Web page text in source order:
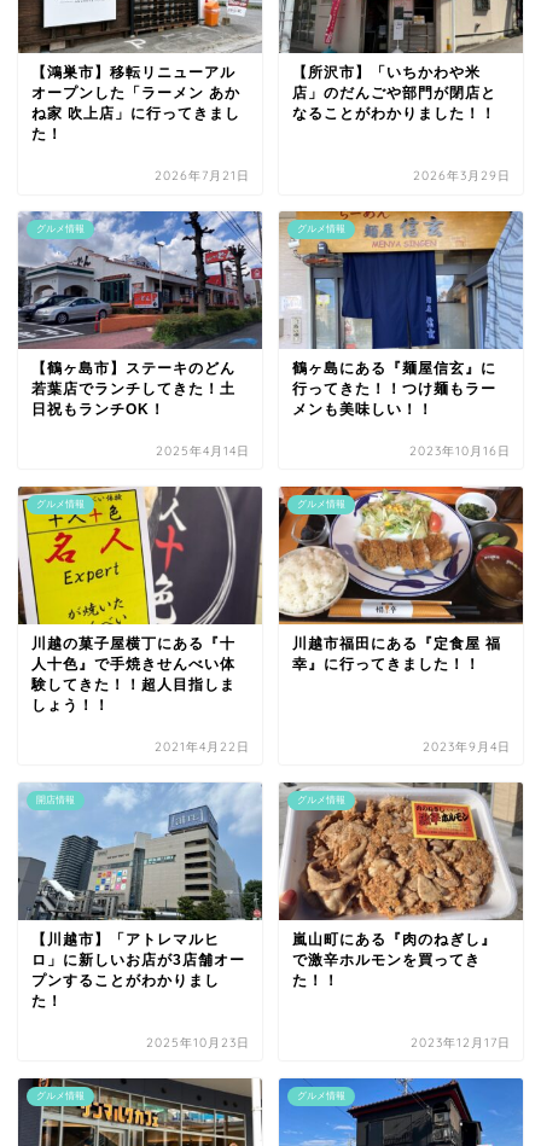
【鴻巣市】移転リニューアル
オープンした「ラーメン あか
ね家 吹上店」に行ってきまし
た！
2026年7月21日
【所沢市】「いちかわや米
店」のだんごや部門が閉店と
なることがわかりました！！
2026年3月29日
グルメ情報
【鶴ヶ島市】ステーキのどん
若葉店でランチしてきた！土
日祝もランチOK！
2025年4月14日
グルメ情報
鶴ヶ島にある『麺屋信玄』に
行ってきた！！つけ麺もラー
メンも美味しい！！
2023年10月16日
グルメ情報
川越の菓子屋横丁にある『十
人十色』で手焼きせんべい体
験してきた！！超人目指しま
しょう！！
2021年4月22日
グルメ情報
川越市福田にある『定食屋 福
幸』に行ってきました！！
2023年9月4日
開店情報
【川越市】「アトレマルヒ
ロ」に新しいお店が3店舗オー
プンすることがわかりまし
た！
2025年10月23日
グルメ情報
嵐山町にある『肉のねぎし』
で激辛ホルモンを買ってき
た！！
2023年12月17日
グルメ情報 グルメ情報